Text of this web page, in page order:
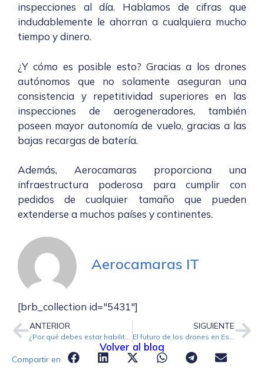
inspecciones al día. Hablamos de cifras que
indudablemente le ahorran a cualquiera mucho
tiempo y dinero.
¿Y cómo es posible esto? Gracias a los drones
autónomos que no solamente aseguran una
consistencia y repetitividad superiores en las
inspecciones de aerogeneradores, también
poseen mayor autonomía de vuelo, gracias a las
bajas recargas de batería.
Además, Aerocamaras proporciona una
infraestructura poderosa para cumplir con
pedidos de cualquier tamaño que pueden
extenderse a muchos países y continentes.
Aerocamaras IT
[brb_collection id="5431"]
ANTERIOR SIGUIENTE
Volver al blog
Compartir en